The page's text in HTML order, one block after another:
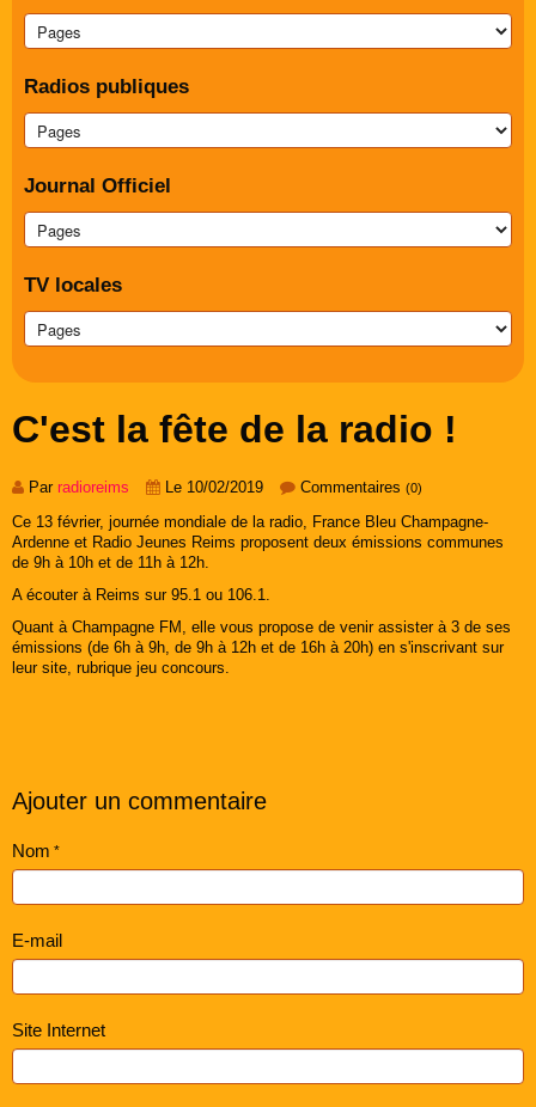
Radios publiques
Journal Officiel
TV locales
C'est la fête de la radio !
Par radioreims Le 10/02/2019 Commentaires (0)
Ce 13 février, journée mondiale de la radio, France Bleu Champagne-
Ardenne et Radio Jeunes Reims proposent deux émissions communes
de 9h à 10h et de 11h à 12h.
A écouter à Reims sur 95.1 ou 106.1.
Quant à Champagne FM, elle vous propose de venir assister à 3 de ses
émissions (de 6h à 9h, de 9h à 12h et de 16h à 20h) en s'inscrivant sur
leur site, rubrique jeu concours.
Ajouter un commentaire
Nom
E-mail
Site Internet